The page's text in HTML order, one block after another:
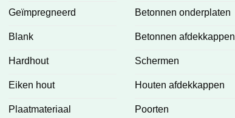
Geïmpregneerd
Blank
Hardhout
Eiken hout
Plaatmateriaal
Betonnen onderplaten
Betonnen afdekkappen
Schermen
Houten afdekkappen
Poorten